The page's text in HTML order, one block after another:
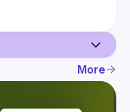
More